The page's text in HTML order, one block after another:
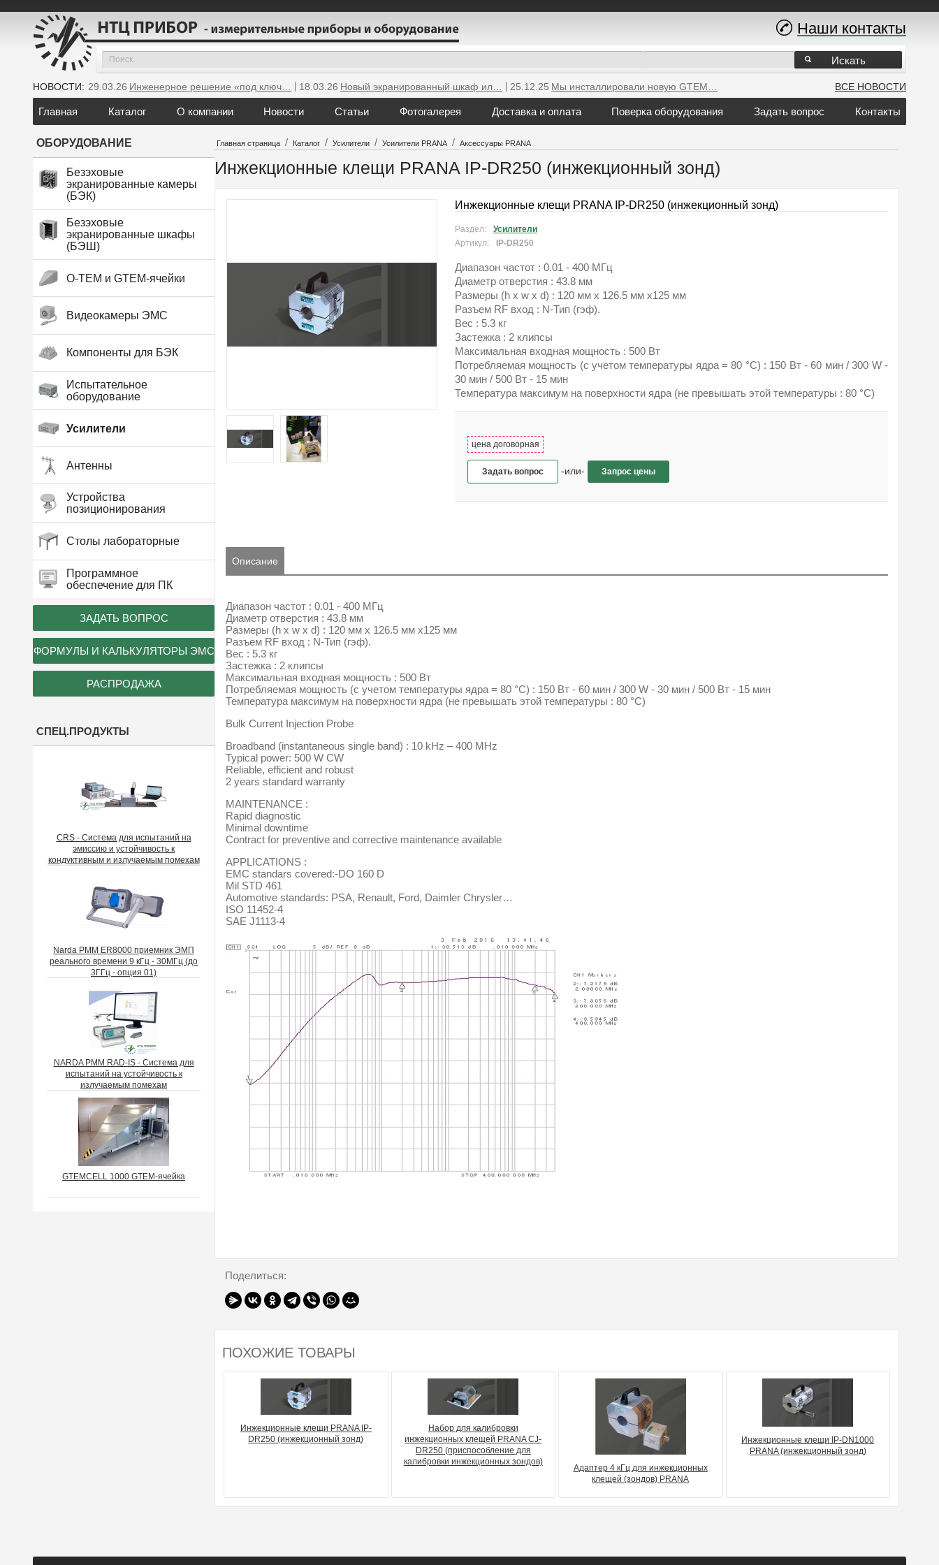
НОВОСТИ: 29.03.26 Инженерное решение «под ключ… 18.03.26 Новый экранированный шкаф ил… 25.12.25 Мы инсталлировали новую GTEM… ВСЕ НОВОСТИ
Главная Каталог О компании Новости Статьи Фотогалерея Доставка и оплата Поверка оборудования Задать вопрос Контакты
Искать
Наши контакты
ОБОРУДОВАНИЕ
Безэховые
экранированные камеры
(БЭК)
Безэховые
экранированные шкафы
(БЭШ)
O-TEM и GTEM-ячейки
Видеокамеры ЭМС
Компоненты для БЭК
Испытательное
оборудование
Усилители
Антенны
Устройства
позиционирования
Столы лабораторные
Программное
обеспечение для ПК
ЗАДАТЬ ВОПРОС
ФОРМУЛЫ И КАЛЬКУЛЯТОРЫ ЭМС
РАСПРОДАЖА
СПЕЦ.ПРОДУКТЫ
CRS - Система для испытаний на
эмиссию и устойчивость к
кондуктивным и излучаемым помехам
Narda PMM ER8000 приемник ЭМП
реального времени 9 кГц - 30МГц (до
3ГГц - опция 01)
NARDA PMM RAD-IS - Система для
испытаний на устойчивость к
излучаемым помехам
GTEMCELL 1000 GTEM-ячейка
Главная страница / Каталог / Усилители / Усилители PRANA / Аксессуары PRANA
Инжекционные клещи PRANA IP-DR250 (инжекционный зонд)
Инжекционные клещи PRANA IP-DR250 (инжекционный зонд)
Раздел:
Усилители
Артикул:
IP-DR250
Диапазон частот : 0.01 - 400 МГц
Диаметр отверстия : 43.8 мм
Размеры (h x w x d) : 120 мм x 126.5 мм x125 мм
Разъем RF вход : N-Тип (гэф).
Вес : 5.3 кг
Застежка : 2 клипсы
Максимальная входная мощность : 500 Вт
Потребляемая мощность (с учетом температуры ядра = 80 °C) : 150 Вт - 60 мин / 300 W -
30 мин / 500 Вт - 15 мин
Температура максимум на поверхности ядра (не превышать этой температуры : 80 °C)
цена договорная
Задать вопрос -или- Запрос цены
Описание
Диапазон частот : 0.01 - 400 МГц
Диаметр отверстия : 43.8 мм
Размеры (h x w x d) : 120 мм x 126.5 мм x125 мм
Разъем RF вход : N-Тип (гэф).
Вес : 5.3 кг
Застежка : 2 клипсы
Максимальная входная мощность : 500 Вт
Потребляемая мощность (с учетом температуры ядра = 80 °C) : 150 Вт - 60 мин / 300 W - 30 мин / 500 Вт - 15 мин
Температура максимум на поверхности ядра (не превышать этой температуры : 80 °C)
Bulk Current Injection Probe
Broadband (instantaneous single band) : 10 kHz – 400 MHz
Typical power: 500 W CW
Reliable, efficient and robust
2 years standard warranty
MAINTENANCE :
Rapid diagnostic
Minimal downtime
Contract for preventive and corrective maintenance available
APPLICATIONS :
EMC standars covered:-DO 160 D
Mil STD 461
Automotive standards: PSA, Renault, Ford, Daimler Chrysler…
ISO 11452-4
SAE J1113-4
Поделиться:
ПОХОЖИЕ ТОВАРЫ
Инжекционные клещи PRANA IP-
DR250 (инжекционный зонд)
Набор для калибровки
инжекционных клещей PRANA CJ-
DR250 (приспособление для
калибровки инжекционных зондов)
Адаптер 4 кГц для инжекционных
клещей (зондов) PRANA
Инжекционные клещи IP-DN1000
PRANA (инжекционный зонд)